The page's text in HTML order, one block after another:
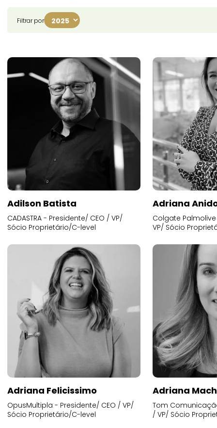
Filtrar por
Adilson Batista
CADASTRA - Presidente/ CEO / VP/
Sócio Proprietário/C-level
Adriana
Colgate
VP/ Sócio
Adriana Felicissimo
OpusMultipla - Presidente/ CEO / VP/
Sócio Proprietário/C-level
Adriana
Tom
/ VP/ Sócio